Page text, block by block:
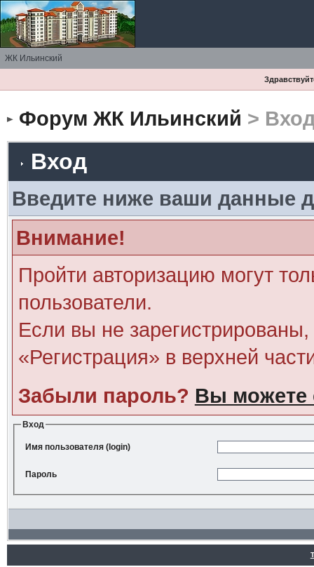
ЖК Ильинский
Форум ЖК Ильинский >
Вход
Введите ниже ваши данные
Внимание!
Пройти авторизацию могут
пользователи.
Если вы не
«Регистрация» в верхней
Забыли пароль? Вы можете
Вход
Имя пользователя (login)
Пароль